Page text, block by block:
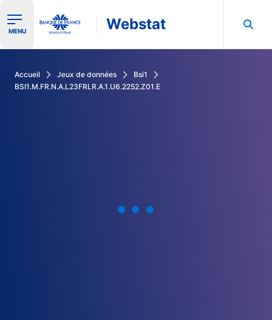
Ouvrir le menu de navigation
MENU Webstat
Accueil Jeux de données
Bsi1
BSI1.M.FR.N.A.L23FRLR.A.1.U6.2252.Z01.E